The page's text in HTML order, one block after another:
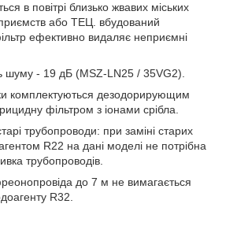
в повітрі близько жвавих міських
або ТЕЦ. вбудований
ефективно видаляє неприємні
шуму - 19 дБ (MSZ-LN25 / 35VG2).
комплектуються дезодорирующим
фільтром з іонами срібла.
трубопроводи: при заміні старих
R22 на дані моделі не потрібна
трубопроводів.
до 7 м не вимагається
R32.